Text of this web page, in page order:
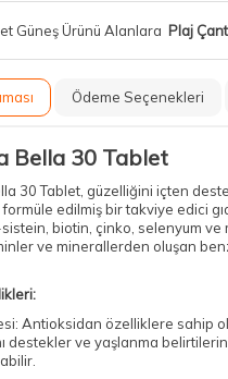
Güneş Ürünü Alanlara Plaj
Ödeme Seçenekleri
Bella 30 Tablet
30 Tablet, güzelliğini içten
edilmiş bir takviye edici
biotin, çinko, selenyum ve
ve minerallerden oluşan
Antioksidan özelliklere sahip
destekler ve yaşlanma